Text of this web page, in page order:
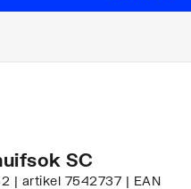
SC
| artikel 7542737 | EAN